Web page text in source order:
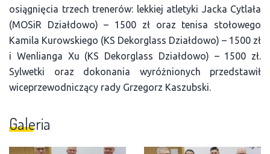
osiągnięcia trzech trenerów: lekkiej atletyki Jacka Cytlała
(MOSiR Działdowo) – 1500 zł oraz tenisa stołowego
Kamila Kurowskiego (KS Dekorglass Działdowo) – 1500 zł
i Wenlianga Xu (KS Dekorglass Działdowo) – 1500 zł.
Sylwetki oraz dokonania wyróżnionych przedstawił
wiceprzewodniczący rady Grzegorz Kaszubski.
Galeria